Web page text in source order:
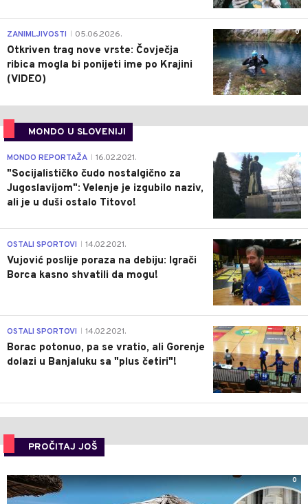
0
ZANIMLJIVOSTI 05.06.2026.
Otkriven trag nove vrste: Čovječja
ribica mogla bi ponijeti ime po Krajini
(VIDEO)
MONDO U SLOVENIJI
4
MONDO REPORTAŽA 16.02.2021.
"Socijalističko čudo nostalgično za
Jugoslavijom": Velenje je izgubilo naziv,
ali je u duši ostalo Titovo!
1
OSTALI SPORTOVI 14.02.2021.
Vujović poslije poraza na debiju: Igrači
Borca kasno shvatili da mogu!
3
OSTALI SPORTOVI 14.02.2021.
Borac potonuo, pa se vratio, ali Gorenje
dolazi u Banjaluku sa "plus četiri"!
PROČITAJ JOŠ
0